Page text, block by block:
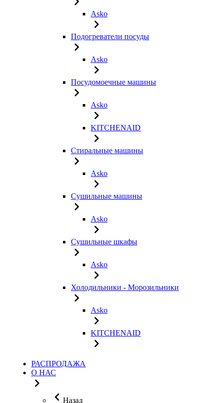
Asko
Подогреватели посуды
Asko
Посудомоечные машины
Asko
KITCHENAID
Стиральные машины
Asko
Сушильные машины
Asko
Сушильные шкафы
Asko
Холодильники - Морозильники
Asko
KITCHENAID
РАСПРОДАЖА
О НАС
Назад